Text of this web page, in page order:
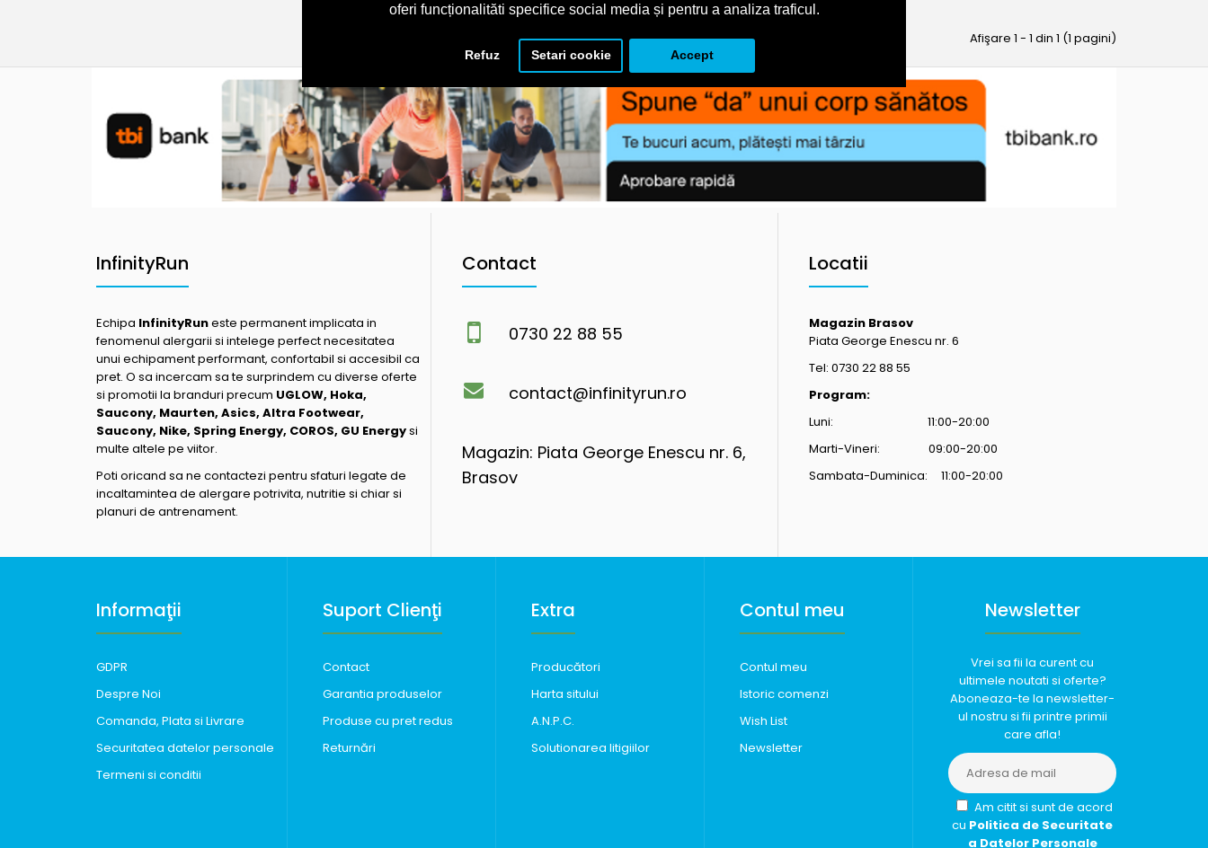
oferi funcționalităti specifice social media și pentru a analiza traficul.
Refuz Setari cookie Accept
Afişare 1 - 1 din 1 (1 pagini)
InfinityRun
Echipa InfinityRuneste permanent implicata in
fenomenul alergarii si intelege perfect necesitatea
unui echipament performant, confortabil si accesibil ca
pret. O sa incercam sa te surprindem cu diverse oferte
si promotii la branduri precum UGLOW, Hoka,
Saucony, Maurten, Asics, Altra Footwear,
Saucony, Nike, Spring Energy, COROS, GU Energysi
multe altele pe viitor.
Poti oricand sa ne contactezi pentru sfaturi legate de
incaltamintea de alergare potrivita, nutritie si chiar si
planuri de antrenament.
Contact
0730 22 88 55
contact@infinityrun.ro
Magazin: Piata George Enescu nr. 6,
Brasov
Locatii
Magazin Brasov
Piata George Enescu nr. 6
Tel: 0730 22 88 55
Program:
Luni: 11:00-20:00
Marti-Vineri: 09:00-20:00
Sambata-Duminica: 11:00-20:00
Informaţii
GDPR
Despre Noi
Comanda, Plata si Livrare
Securitatea datelor personale
Termeni si conditii
Suport Clienţi
Contact
Garantia produselor
Produse cu pret redus
Returnări
Extra
Producători
Harta sitului
A.N.P.C.
Solutionarea litigiilor
Contul meu
Contul meu
Istoric comenzi
Wish List
Newsletter
Newsletter
Vrei sa fii la curent cu
ultimele noutati si oferte?
Aboneaza-te la newsletter-
ul nostru si fii printre primii
care afla!
Am citit si sunt de acord
cu Politica de Securitate
a Datelor Personale